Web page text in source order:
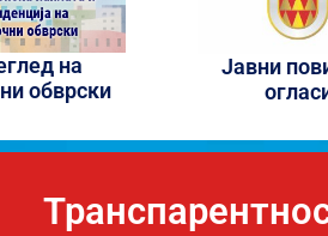
на
обврски
Јавни